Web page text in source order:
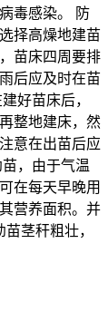
毒感染。 防
择高燥地建苗
苗床四周要排
后应及时在苗
好苗床后，
整地建床，然
意在出苗后应
，由于气温
在每天早晚用
营养面积。并
茎秆粗壮，